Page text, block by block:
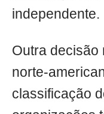
independente.
Outra decisão
norte-
classificação